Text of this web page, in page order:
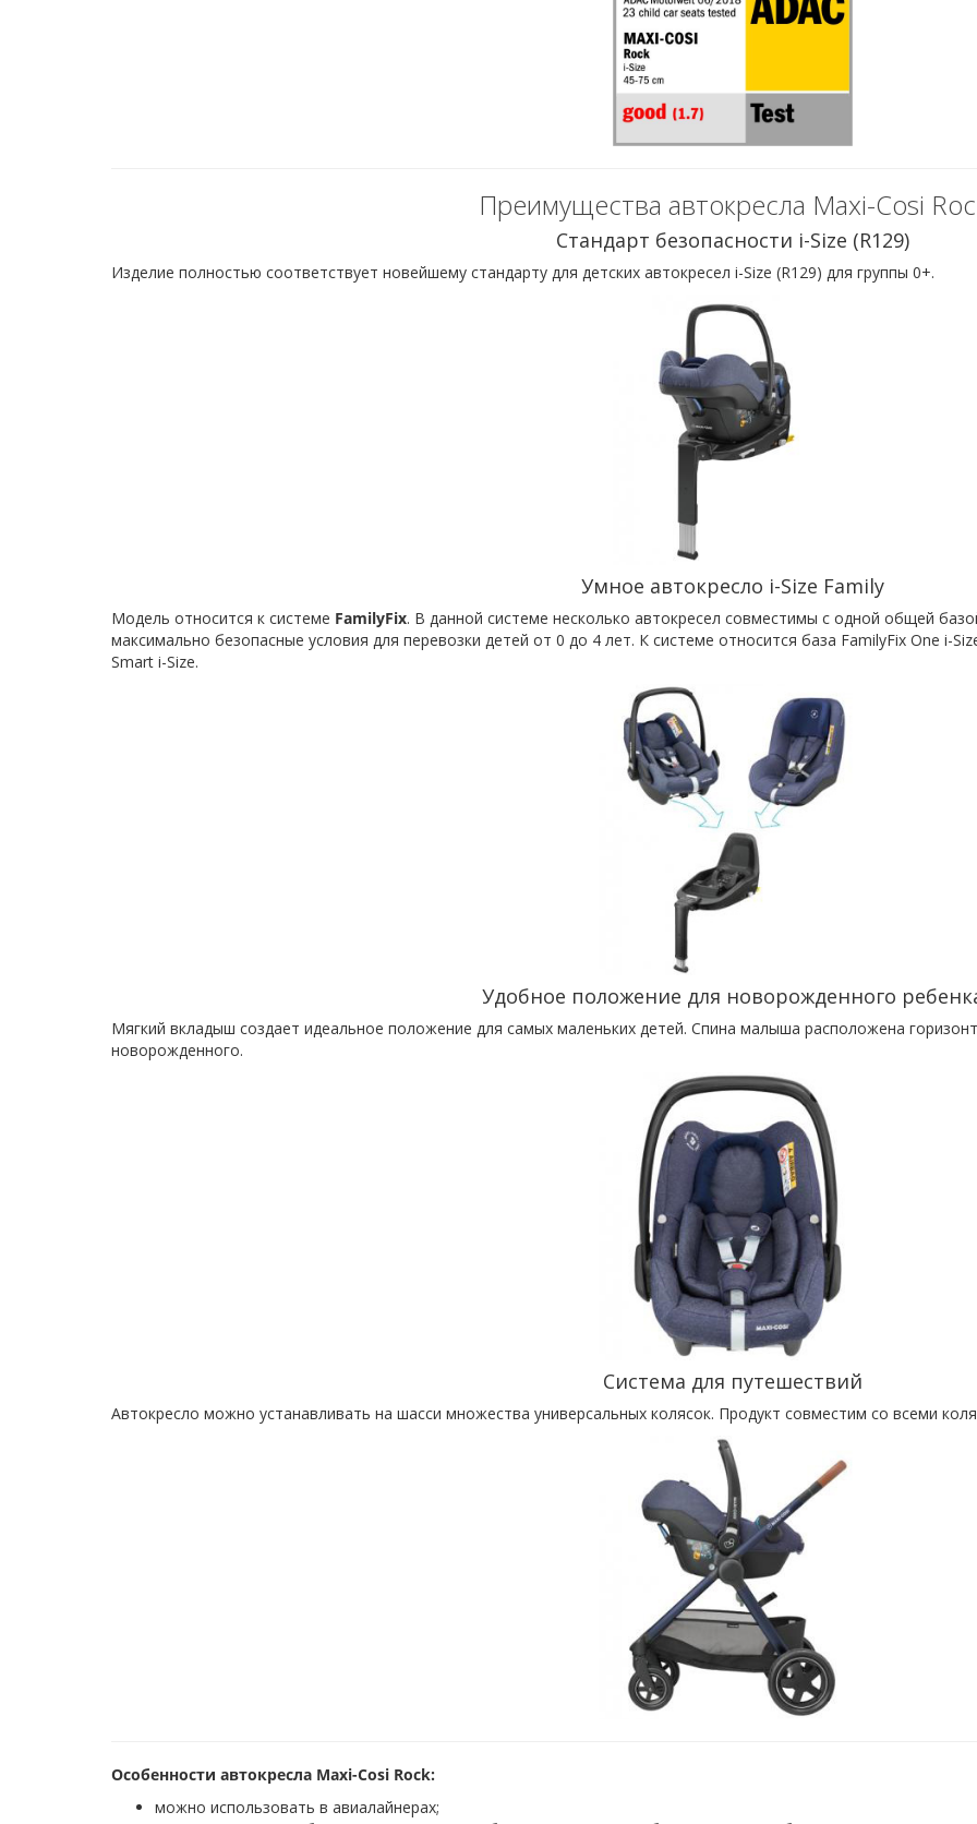
Преимущества автокресла Maxi-Cosi
Стандарт безопасности i-Size (R129)
Изделие полностью соответствует новейшему стандарту для детских автокресел i-Size (R129) для группы 0+.
Умное автокресло i-Size Family
Модель относится к системе FamilyFix. В данной системе несколько автокресел совместимы с одной общей
максимально безопасные условия для перевозки детей от 0 до 4 лет. К системе относится база FamilyFix One i-
Smart i-Size.
Удобное положение для новорожденного
Мягкий вкладыш создает идеальное положение для самых маленьких детей. Спина малыша расположена
новорожденного.
Система для путешествий
Автокресло можно устанавливать на шасси множества универсальных колясок. Продукт совместим со всеми
Особенности автокресла Maxi-Cosi Rock:
можно использовать в авиалайнерах;